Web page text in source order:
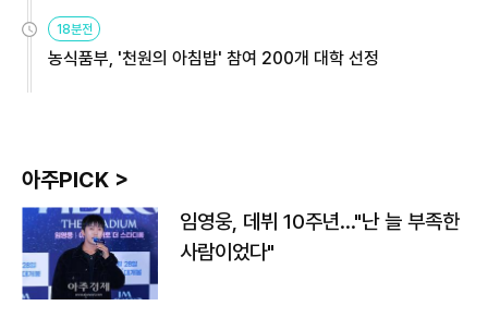
원
18분전
농식품부, '천원의 아침밥' 참여 200개 대학 선정
아주PICK >
임영웅, 데뷔 10주년…"난 늘 부족한
사람이었다"